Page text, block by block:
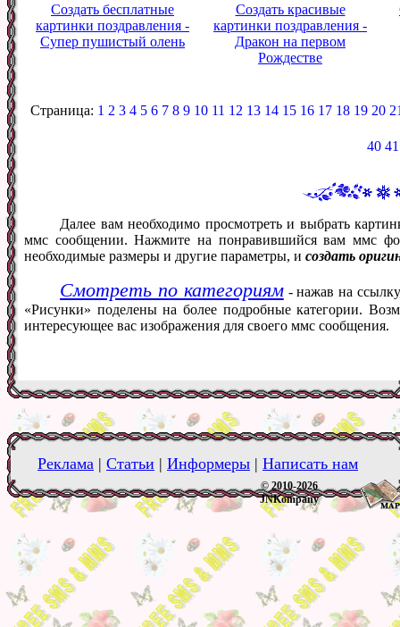
Создать бесплатные
картинки поздравления -
Супер пушистый олень
Создать красивые
картинки поздравления -
Дракон на первом
Рождестве
Страница: 1 2 3 4 5 6 7 8 9 10 11 12 13 14 15 16 17 18 19 20
40 41
Далее вам необходимо просмотреть и выбрать
ммс сообщении. Нажмите на понравившийся вам ммс
необходимые размеры и другие параметры, и создать
Смотреть по категориям- нажав на
«Рисунки» поделены на более подробные категории.
интересующее вас изображения для своего ммс сообщения.
Реклама | Статьи | Информеры | Написать нам
© 2010-2026
JNKompany